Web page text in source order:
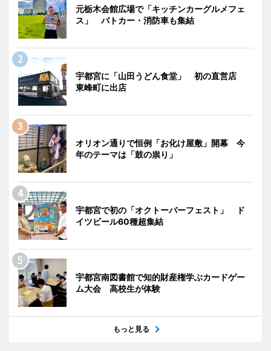
元栃木会館広場で「キッチンカーグルメフェ
ス」 パトカー・消防車も集結
宇都宮に「山田うどん食堂」 初の直営店
東峰町に出店
オリオン通りで恒例「お化け屋敷」開幕 今
年のテーマは「鼓の祟り」
宇都宮で初の「オクトーバーフェスト」 ド
イツビール60種超集結
宇都宮南図書館で知的財産権学ぶカードゲー
ム大会 高校生が体験
もっと見る